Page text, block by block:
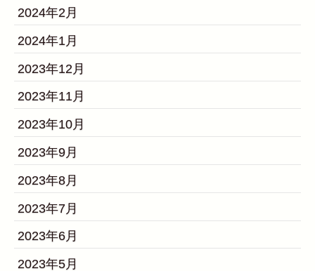
2024年2月
2024年1月
2023年12月
2023年11月
2023年10月
2023年9月
2023年8月
2023年7月
2023年6月
2023年5月